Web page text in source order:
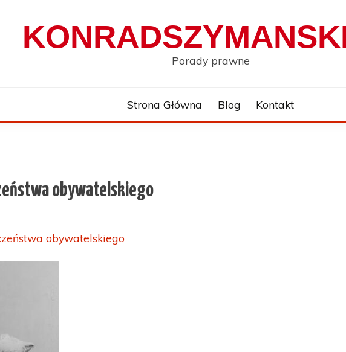
Porady prawne
Strona Główna Blog Kontakt
obywatelskiego
obywatelskiego